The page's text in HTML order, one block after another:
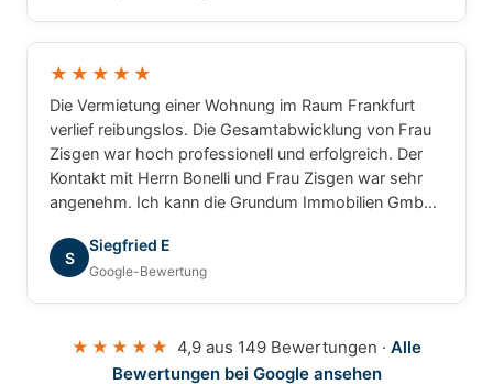
★★★★★
Die Vermietung einer Wohnung im Raum Frankfurt
verlief reibungslos. Die Gesamtabwicklung von Frau
Zisgen war hoch professionell und erfolgreich. Der
Kontakt mit Herrn Bonelli und Frau Zisgen war sehr
angenehm. Ich kann die Grundum Immobilien GmbH
S
Siegfried E
Google-Bewertung
★★★★★ 4,9 aus 149 Bewertungen · Alle
Bewertungen bei Google ansehen